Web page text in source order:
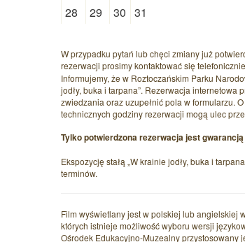
28 29 30 31
W przypadku pytań lub chęci zmiany już
rezerwacji prosimy kontaktować się
Informujemy, że w Roztoczańskim Parku
jodły, buka i tarpana”. Rezerwacja
zwiedzania oraz uzupełnić pola w formularzu.
technicznych godziny rezerwacji mogą ulec
Tylko potwierdzona rezerwacja jest
Ekspozycję stałą „W krainie jodły, buka i
terminów.
Film wyświetlany jest w polskiej lub angielskiej
których istnieje możliwość wyboru wersji
Ośrodek Edukacyjno-Muzealny przystosowany